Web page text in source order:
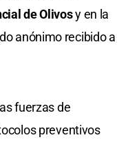
de Olivosy en la
anónimo recibido a
fuerzas de
preventivos